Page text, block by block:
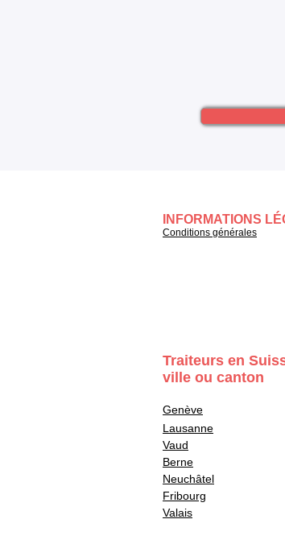
INFORMATIONS
Conditions générales
Traiteurs en
ville ou canton
Genève
Lausanne
Vaud
Berne
Neuchâtel
Fribourg
Valais